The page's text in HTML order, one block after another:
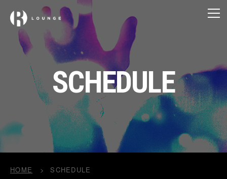
SCHEDULE
HOME SCHEDULE